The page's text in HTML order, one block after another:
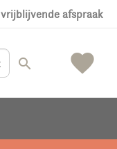
afspraak
favorite
search